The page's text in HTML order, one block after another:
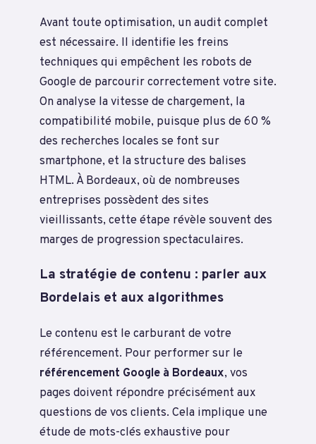
Avant toute optimisation, un audit complet
est nécessaire. Il identifie les freins
techniques qui empêchent les robots de
Google de parcourir correctement votre site.
On analyse la vitesse de chargement, la
compatibilité mobile, puisque plus de 60 %
des recherches locales se font sur
smartphone, et la structure des balises
HTML. À Bordeaux, où de nombreuses
entreprises possèdent des sites
vieillissants, cette étape révèle souvent des
marges de progression spectaculaires.
La stratégie de contenu : parler aux
Bordelais et aux algorithmes
Le contenu est le carburant de votre
référencement. Pour performer sur le
référencement Google à Bordeaux, vos
pages doivent répondre précisément aux
questions de vos clients. Cela implique une
étude de mots-clés exhaustive pour